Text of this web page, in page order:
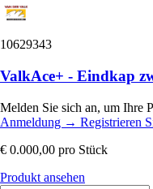
10629343
ValkAce+ - Eindkap
Melden Sie sich an, um Ihre
Anmeldung → Registrieren
€ 0.000,00 pro Stück
Produkt ansehen